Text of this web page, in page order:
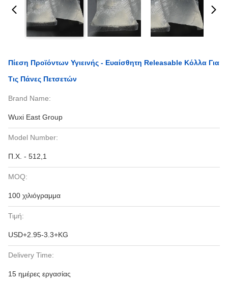
Πίεση Προϊόντων Υγιεινής - Ευαίσθητη Releasable Κόλλα Για
Τις Πάνες Πετσετών
Brand Name:
Wuxi East Group
Model Number:
Π.Χ. - 512,1
MOQ:
100 χιλιόγραμμα
Τιμή:
USD+2.95-3.3+KG
Delivery Time:
15 ημέρες εργασίας